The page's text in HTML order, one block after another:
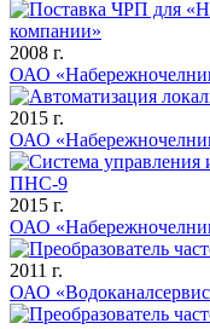
2008 г.
ОАО
2015 г.
ОАО
2015 г.
ОАО
2011 г.
ОАО